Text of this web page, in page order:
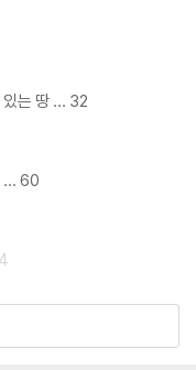
있는 땅 … 32
… 60
인한 이상 현상들 … 110